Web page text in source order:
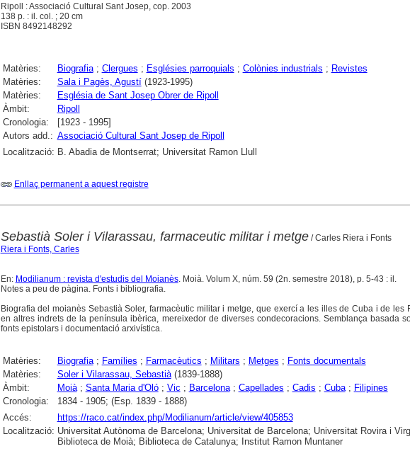
Ripoll : Associació Cultural Sant Josep, cop. 2003
138 p. : il. col. ; 20 cm
ISBN 8492148292
Matèries: Biografia; Clergues ; Esglésies parroquials ; Colònies industrials ; Revistes
Matèries:
Sala i Pagès, Agustí(1923-1995)
Matèries:
Església de Sant Josep Obrer de Ripoll
Àmbit:
Ripoll
Cronologia:
[1923 - 1995]
Autors add.: Associació Cultural Sant Josep de Ripoll
Localització: B. Abadia de Montserrat; Universitat Ramon Llull
Enllaç permanent a aquest registre
Sebastià Soler i Vilarassau, farmaceutic militar i metge/ Carles Riera i Fonts
Riera i Fonts, Carles
En: Modilianum : revista d'estudis del Moianès. Moià. Volum X, núm. 59 (2n. semestre 2018), p. 5-43 : il.
Notes a peu de pàgina. Fonts i bibliografia.
Biografia del moianès Sebastià Soler, farmacèutic militar i metge, que exercí a les illes de Cuba i de les
en altres indrets de la península ibèrica, mereixedor de diverses condecoracions. Semblança basada
fonts epistolars i documentació arxivística.
Matèries: Biografia; Famílies ; Farmacèutics ; Militars ; Metges ; Fonts documentals
Matèries:
Soler i Vilarassau, Sebastià(1839-1888)
Àmbit:
Moià; Santa Maria d'Oló; Vic ; Barcelona; Capellades ; Cadis ; Cuba; Filipines
Cronologia:
1834 - 1905; (Esp. 1839 - 1888)
Accés:
https://raco.cat/index.php/Modilianum/article/view/405853
Localització: Universitat Autònoma de Barcelona; Universitat de Barcelona; Universitat Rovira i
Biblioteca de Moià; Biblioteca de Catalunya; Institut Ramon Muntaner